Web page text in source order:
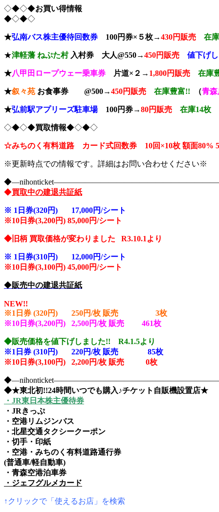
◇◆◇◆お買い得情報
◆◇◆◇
★弘南バス株主優待回数券 100円券×５枚→430円販売 在
★津軽藩 ねぷた村 入村券 大人@550→450円販売 値下げ
★八甲田ロープウェー乗車券 片道×２→ 1,800円販売 在庫
★叙々苑 お食事券 @500→450円販売 在庫豊富!! （青
★弘前駅アプリーズ駐車場 100円券→80円販売 在庫14枚
◇◆◇◆買取情報◆◇◆◇
☆みちのく有料道路 カード式回数券 10回×10枚 額面
※更新時点での情報です。詳細はお問い合わせください※
◆買取中の建退共証紙
※ 1日券(320円) 17,000円/シート
※10 日券(3,200円) 85,000円/シート
◆旧柄 買取価格が変わりました R3.10.1より
※ 1日券(310円) 12,000円/シート
※10 日券(3,100円) 45,000円/シート
◆販売中の建退共証紙
NEW!!
※1日券 (320円) 250円/枚 販売 3枚
※10日券(3,200円) 2,500円/枚 販売 461枚
◆販売価格を値下げしました!! R4.1.5より
※1日券 (310円) 220円/枚 販売 85枚
※10日券(3,100円) 2,200円/枚 販売 0枚
◆★東北初!!24時間いつでも購入♪チケット自販機設置店★
・JR東日本株主優待券
・JRきっぷ
・空港リムジンバス
・北星交通タクシークーポン
・切手・印紙
・空港・みちのく有料道路通行券
(普通車/軽自動車)
・青森空港泊車券
・ジェフグルメカード
↑クリックで「使えるお店」を検索